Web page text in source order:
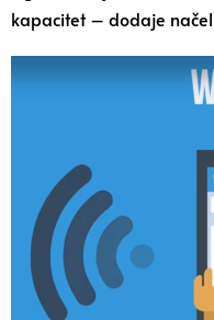
kapacitet – dodaje